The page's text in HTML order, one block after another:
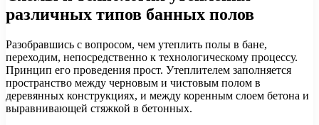
различных типов банных полов
Разобравшись с вопросом, чем утеплить полы в бане,
переходим, непосредственно к технологическому процессу.
Принцип его проведения прост. Утеплителем заполняется
пространство между черновым и чистовым полом в
деревянных конструкциях, и между коренным слоем бетона и
выравнивающей стяжкой в бетонных.